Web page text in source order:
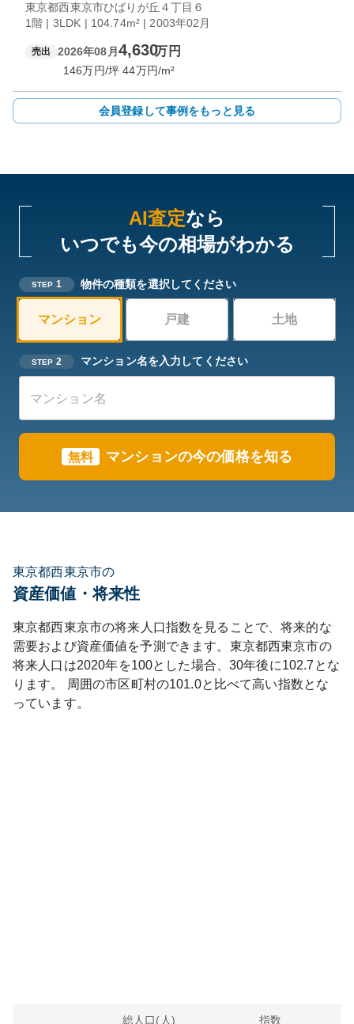
東京都西東京市ひばりが丘４丁目６
1階 | 3LDK | 104.74m² | 2003年02月
売出 2026年08月 4,630万円
146万円/坪 44万円/m²
会員登録して事例をもっと見る
AI査定なら
いつでも今の相場がわかる
STEP 1 物件の種類を選択してください
マンション 戸建 土地
STEP 2 マンション名を入力してください
無料 マンションの今の価格を知る
東京都西東京市の
資産価値・将来性
東京都西東京市の将来人口指数を見ることで、将来的な
需要および資産価値を予測できます。 東京都西東京市の
将来人口は2020年を100とした場合、30年後に102.7 とな
ります。
周囲の市区町村の101.0と比べて高い指数とな
っています。
総人口(人) 指数